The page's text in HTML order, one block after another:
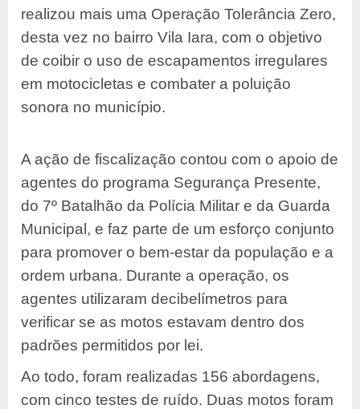
realizou mais uma Operação Tolerância Zero,
desta vez no bairro Vila Iara, com o objetivo
de coibir o uso de escapamentos irregulares
em motocicletas e combater a poluição
sonora no município.
A ação de fiscalização contou com o apoio de
agentes do programa Segurança Presente,
do 7º Batalhão da Polícia Militar e da Guarda
Municipal, e faz parte de um esforço conjunto
para promover o bem-estar da população e a
ordem urbana. Durante a operação, os
agentes utilizaram decibelímetros para
verificar se as motos estavam dentro dos
padrões permitidos por lei.
Ao todo, foram realizadas 156 abordagens,
com cinco testes de ruído. Duas motos foram